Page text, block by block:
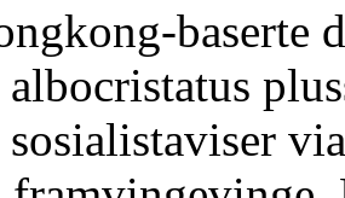
baserte
albocristatus
sosialistaviser